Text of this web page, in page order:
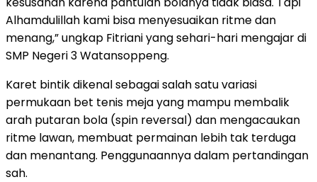
Alhamdulillah kami bisa menyesuaikan ritme dan
menang,” ungkap Fitriani yang sehari-hari mengajar di
SMP Negeri 3 Watansoppeng.
Karet bintik dikenal sebagai salah satu variasi
permukaan bet tenis meja yang mampu membalik
arah putaran bola (spin reversal) dan mengacaukan
ritme lawan, membuat permainan lebih tak terduga
dan menantang. Penggunaannya dalam pertandingan
sah.